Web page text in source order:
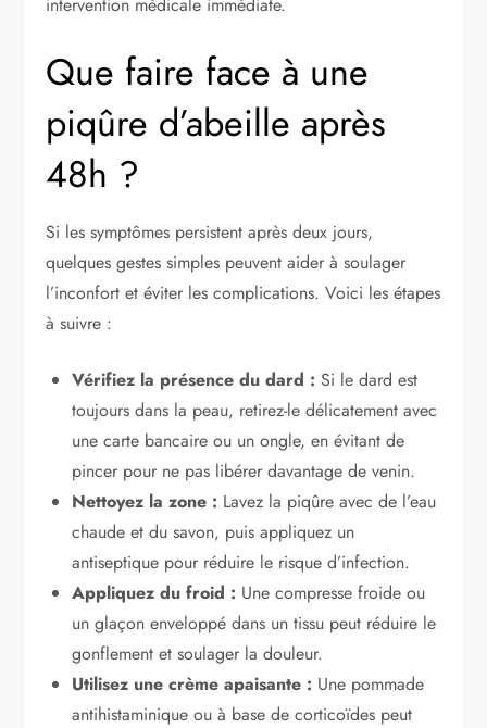
Que faire face à une
piqûre d’abeille après
48h ?
Si les symptômes persistent après deux jours,
quelques gestes simples peuvent aider à soulager
l’inconfort et éviter les complications. Voici les étapes
à suivre :
Vérifiez la présence du dard : Si le dard est
toujours dans la peau, retirez-le délicatement avec
une carte bancaire ou un ongle, en évitant de
pincer pour ne pas libérer davantage de venin.
Nettoyez la zone : Lavez la piqûre avec de l’eau
chaude et du savon, puis appliquez un
antiseptique pour réduire le risque d’infection.
Appliquez du froid : Une compresse froide ou
un glaçon enveloppé dans un tissu peut réduire le
gonflement et soulager la douleur.
Utilisez une crème apaisante : Une pommade
antihistaminique ou à base de corticoïdes peut